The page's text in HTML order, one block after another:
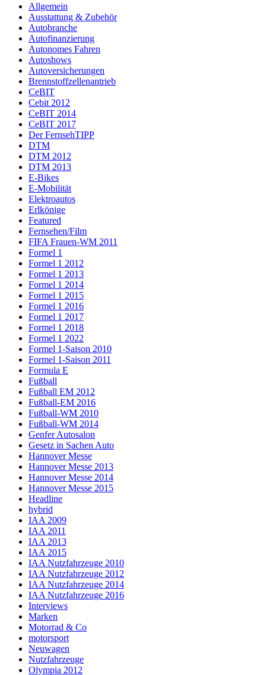
Allgemein
Ausstattung & Zubehör
Autobranche
Autofinanzierung
Autonomes Fahren
Autoshows
Autoversicherungen
Brennstoffzellenantrieb
CeBIT
Cebit 2012
CeBIT 2014
CeBIT 2017
Der FernsehTIPP
DTM
DTM 2012
DTM 2013
E-Bikes
E-Mobilität
Elektroautos
Erlkönige
Featured
Fernsehen/Film
FIFA Frauen-WM 2011
Formel 1
Formel 1 2012
Formel 1 2013
Formel 1 2014
Formel 1 2015
Formel 1 2016
Formel 1 2017
Formel 1 2018
Formel 1 2022
Formel 1-Saison 2010
Formel 1-Saison 2011
Formula E
Fußball
Fußball EM 2012
Fußball-EM 2016
Fußball-WM 2010
Fußball-WM 2014
Genfer Autosalon
Gesetz in Sachen Auto
Hannover Messe
Hannover Messe 2013
Hannover Messe 2014
Hannover Messe 2015
Headline
hybrid
IAA 2009
IAA 2011
IAA 2013
IAA 2015
IAA Nutzfahrzeuge 2010
IAA Nutzfahrzeuge 2012
IAA Nutzfahrzeuge 2014
IAA Nutzfahrzeuge 2016
Interviews
Marken
Motorrad & Co
motorsport
Neuwagen
Nutzfahrzeuge
Olympia 2012